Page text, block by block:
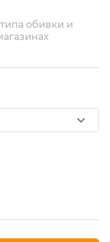
обивки и